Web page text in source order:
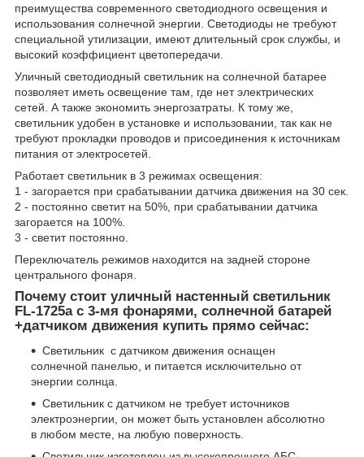
преимущества современного светодиодного освещения и
использования солнечной энергии. Светодиоды не требуют
специальной утилизации, имеют длительный срок службы, и
высокий коэффициент цветопередачи.
Уличный светодиодный светильник на солнечной батарее
позволяет иметь освещение там, где нет электрических
сетей. А также экономить энергозатраты. К тому же,
светильник удобен в установке и использовании, так как не
требуют прокладки проводов и присоединения к источникам
питания от электросетей.
Работает светильник в 3 режимах освещения:
1 - загорается при срабатывании датчика движения на 30 сек.
2 - постоянно светит на 50%, при срабатывании датчика
загорается на 100%.
3 - светит постоянно.
Переключатель режимов находится на задней стороне
центрального фонаря.
Почему стоит уличный настенный светильник
FL-1725a с 3-мя фонарями, солнечной батарей
+датчиком движения купить прямо сейчас:
Светильник с датчиком движения оснащен
солнечной панелью, и питается исключительно от
энергии солнца.
Светильник с датчиком не требует источников
электроэнергии, он может быть установлен абсолютно
в любом месте, на любую поверхность.